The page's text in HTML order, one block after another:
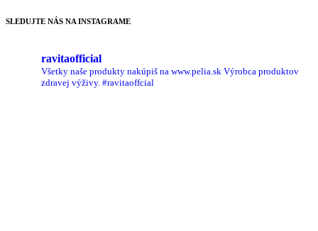
SLEDUJTE NÁS NA INSTAGRAME
ravitaofficial
Všetky naše produkty nakúpiš na www.pelia.sk Výrobca produktov
zdravej výživy. #ravitaoffcial